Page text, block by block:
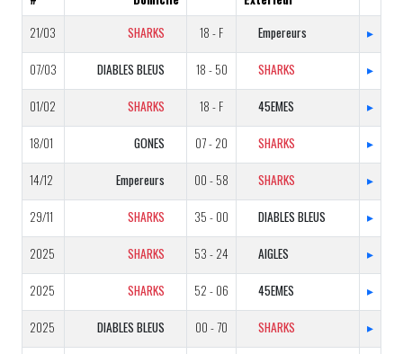
21/03
SHARKS 18 - F Empereurs ▸
07/03 DIABLES BLEUS 18 - 50 SHARKS ▸
01/02 SHARKS 18 - F 45EMES ▸
18/01 GONES 07 - 20 SHARKS ▸
14/12 Empereurs 00 - 58 SHARKS ▸
29/11 SHARKS 35 - 00 DIABLES BLEUS ▸
2025 SHARKS 53 - 24 AIGLES ▸
2025 SHARKS 52 - 06 45EMES ▸
2025 DIABLES BLEUS 00 - 70 SHARKS ▸